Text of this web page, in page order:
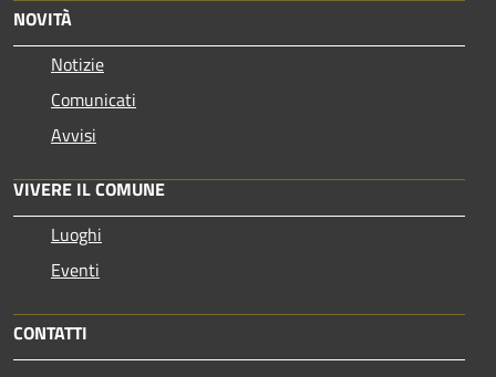
NOVITÀ
Notizie
Comunicati
Avvisi
VIVERE IL COMUNE
Luoghi
Eventi
CONTATTI